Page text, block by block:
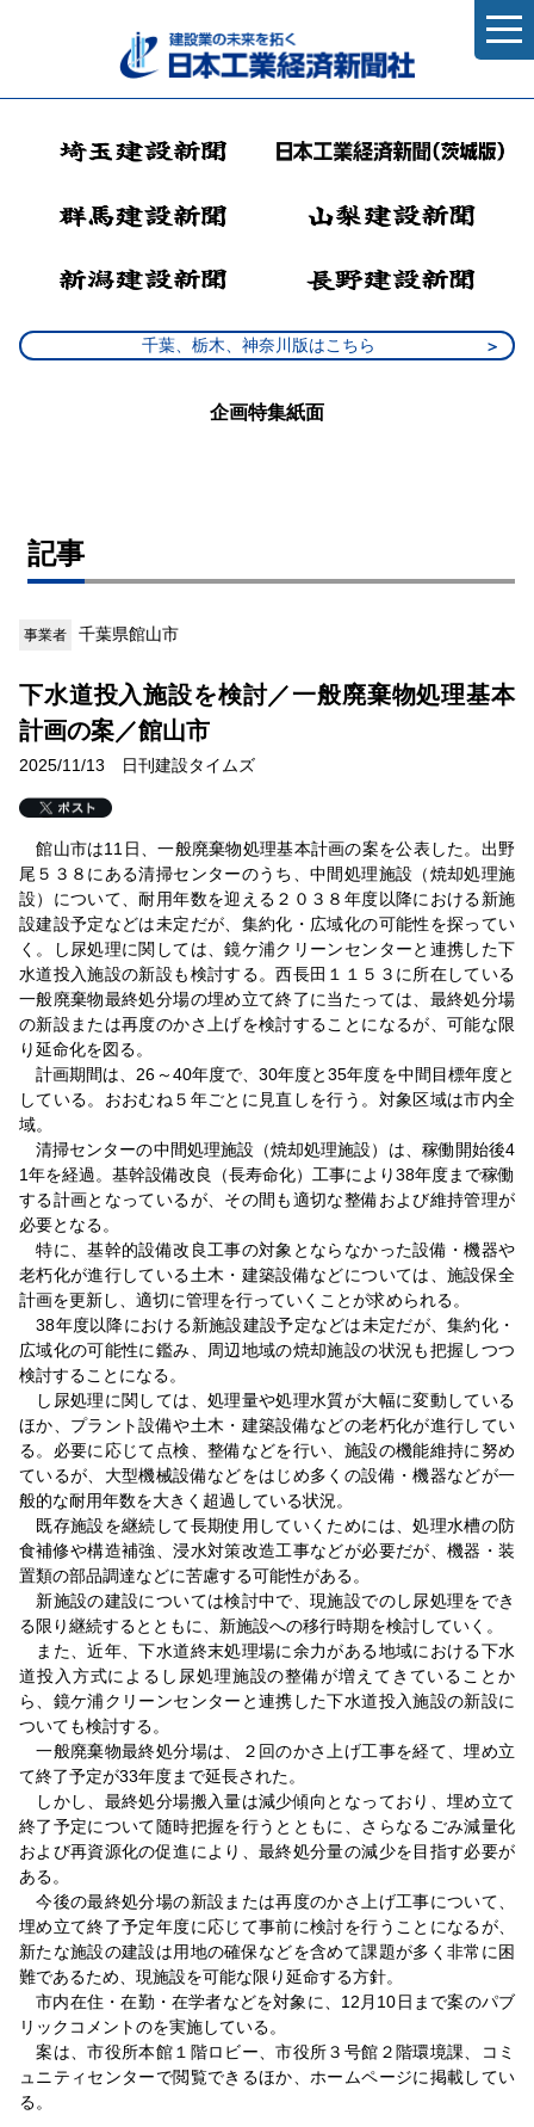
千葉、栃木、神奈川版はこちら
企画特集紙面
記事
事業者 千葉県館山市
下水道投入施設を検討／一般廃棄物処理基本
計画の案／館山市
2025/11/13 日刊建設タイムズ
館山市は11日、一般廃棄物処理基本計画の案を公表した。出野
尾５３８にある清掃センターのうち、中間処理施設（焼却処理施
設）について、耐用年数を迎える２０３８年度以降における新施
設建設予定などは未定だが、集約化・広域化の可能性を探ってい
く。し尿処理に関しては、鏡ケ浦クリーンセンターと連携した下
水道投入施設の新設も検討する。西長田１１５３に所在している
一般廃棄物最終処分場の埋め立て終了に当たっては、最終処分場
の新設または再度のかさ上げを検討することになるが、可能な限
り延命化を図る。
計画期間は、26～40年度で、30年度と35年度を中間目標年度と
している。おおむね５年ごとに見直しを行う。対象区域は市内全
域。
清掃センターの中間処理施設（焼却処理施設）は、稼働開始後4
1年を経過。基幹設備改良（長寿命化）工事により38年度まで稼働
する計画となっているが、その間も適切な整備および維持管理が
必要となる。
特に、基幹的設備改良工事の対象とならなかった設備・機器や
老朽化が進行している土木・建築設備などについては、施設保全
計画を更新し、適切に管理を行っていくことが求められる。
38年度以降における新施設建設予定などは未定だが、集約化・
広域化の可能性に鑑み、周辺地域の焼却施設の状況も把握しつつ
検討することになる。
し尿処理に関しては、処理量や処理水質が大幅に変動している
ほか、プラント設備や土木・建築設備などの老朽化が進行してい
る。必要に応じて点検、整備などを行い、施設の機能維持に努め
ているが、大型機械設備などをはじめ多くの設備・機器などが一
般的な耐用年数を大きく超過している状況。
既存施設を継続して長期使用していくためには、処理水槽の防
食補修や構造補強、浸水対策改造工事などが必要だが、機器・装
置類の部品調達などに苦慮する可能性がある。
新施設の建設については検討中で、現施設でのし尿処理をでき
る限り継続するとともに、新施設への移行時期を検討していく。
また、近年、下水道終末処理場に余力がある地域における下水
道投入方式によるし尿処理施設の整備が増えてきていることか
ら、鏡ケ浦クリーンセンターと連携した下水道投入施設の新設に
ついても検討する。
一般廃棄物最終処分場は、２回のかさ上げ工事を経て、埋め立
て終了予定が33年度まで延長された。
しかし、最終処分場搬入量は減少傾向となっており、埋め立て
終了予定について随時把握を行うとともに、さらなるごみ減量化
および再資源化の促進により、最終処分量の減少を目指す必要が
ある。
今後の最終処分場の新設または再度のかさ上げ工事について、
埋め立て終了予定年度に応じて事前に検討を行うことになるが、
新たな施設の建設は用地の確保などを含めて課題が多く非常に困
難であるため、現施設を可能な限り延命する方針。
市内在住・在勤・在学者などを対象に、12月10日まで案のパブ
リックコメントのを実施している。
案は、市役所本館１階ロビー、市役所３号館２階環境課、コミ
ュニティセンターで閲覧できるほか、ホームページに掲載してい
る。